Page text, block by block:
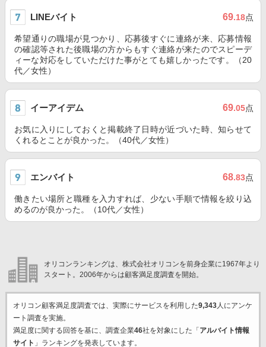
LINEバイト 69.18点
希望通りの職場が見つかり、応募後すぐに連絡が来、応募情報
の確認等された後職場の方からもすぐ連絡が来たのでスピーデ
ィーな対応をしていただけた事がとても嬉しかったです。（20
代／女性）
イーアイデム 69.05点
お気に入りにしておくと掲載終了日時が近づいた時、知らせて
くれるとことが良かった。（40代／女性）
エンバイト 68.83点
働きたい場所と職種を入力すれば、少ない手順で情報を絞り込
めるのが良かった。（10代／女性）
オリコンランキングは、株式会社オリコンを前身企業に1967年より
スタート。2006年からは顧客満足度調査を開始。
オリコン顧客満足度調査では、実際にサービスを利用した9,343人にアンケ
ート調査を実施。
満足度に関する回答を基に、調査企業46社を対象にした「 アルバイト情報
サイト 」ランキングを発表しています。